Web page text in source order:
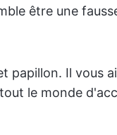
être une
papillon. Il vous
le monde